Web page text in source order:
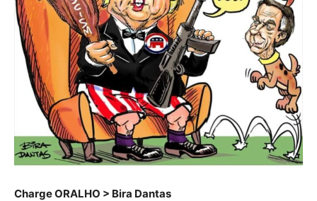
Charge ORALHO > Bira Dantas